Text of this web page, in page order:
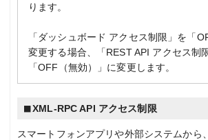
ります。
「ダッシュボード アクセス制限」を「
変更する場合、「REST API アクセス制
「OFF（無効）」に変更します。
XML-RPC API アクセス制限
スマートフォンアプリや外部システムから